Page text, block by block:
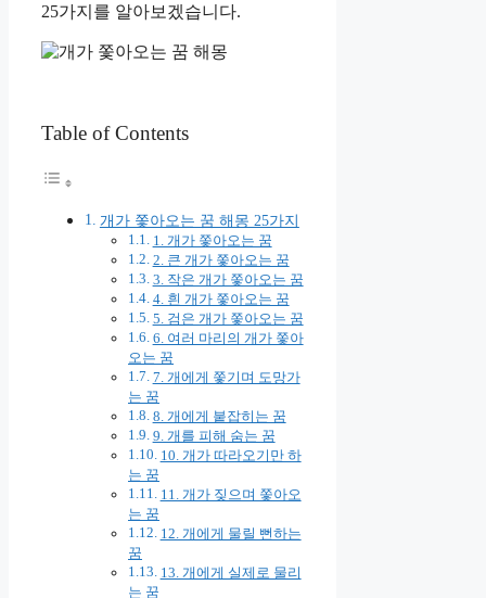
25가지를 알아보겠습니다.
Table of Contents
개가 쫓아오는 꿈 해몽 25가지
1. 개가 쫓아오는 꿈
2. 큰 개가 쫓아오는 꿈
3. 작은 개가 쫓아오는 꿈
4. 흰 개가 쫓아오는 꿈
5. 검은 개가 쫓아오는 꿈
6. 여러 마리의 개가 쫓아
오는 꿈
7. 개에게 쫓기며 도망가
는 꿈
8. 개에게 붙잡히는 꿈
9. 개를 피해 숨는 꿈
10. 개가 따라오기만 하
는 꿈
11. 개가 짖으며 쫓아오
는 꿈
12. 개에게 물릴 뻔하는
꿈
13. 개에게 실제로 물리
는 꿈